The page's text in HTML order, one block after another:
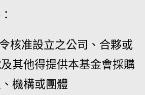
核准設立之公司、合夥或
其他得提供本基金會採購
機構或團體